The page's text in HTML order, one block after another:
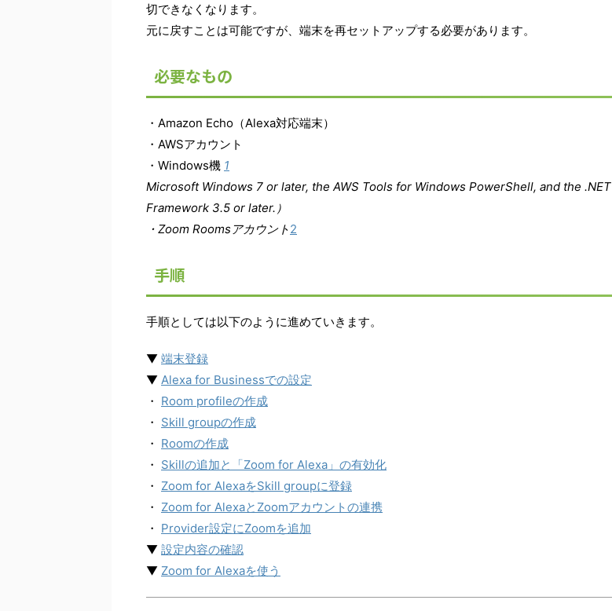
切できなくなります。
元に戻すことは可能ですが、端末を再セットアップする必要があります。
必要なもの
・Amazon Echo（Alexa対応端末）
・AWSアカウント
・Windows機 1
Microsoft Windows 7 or later, the AWS Tools for Windows PowerShell, and the .NET
Framework 3.5 or later.）
・Zoom Roomsアカウント2
手順
手順としては以下のように進めていきます。
▼ 端末登録
▼ Alexa for Businessでの設定
・ Room profileの作成
・ Skill groupの作成
・ Roomの作成
・ Skillの追加と「Zoom for Alexa」の有効化
・ Zoom for AlexaをSkill groupに登録
・ Zoom for AlexaとZoomアカウントの連携
・ Provider設定にZoomを追加
▼ 設定内容の確認
▼ Zoom for Alexaを使う